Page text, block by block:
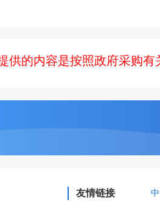
供的内容是按照政府采购
友情链接